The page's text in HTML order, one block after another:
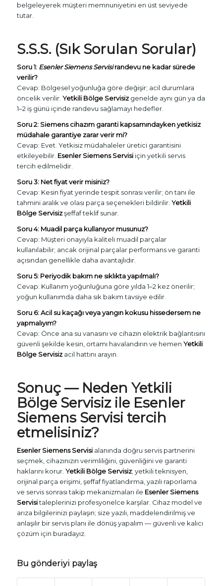
belgeleyerek müşteri memnuniyetini en üst seviyede
tutar.
S.S.S. (Sık Sorulan Sorular)
Soru 1: Esenler Siemens Servisirandevu ne kadar sürede
verilir?
Cevap: Bölgesel yoğunluğa göre değişir; acil durumlara
öncelik verilir. Yetkili Bölge Servisizgenelde aynı gün ya da
1–2 iş günü içinde randevu sağlamayı hedefler.
Soru 2: Siemens cihazım garanti kapsamındayken yetkisiz
müdahale garantiye zarar verir mi?
Cevap: Evet. Yetkisiz müdahaleler üretici garantisini
etkileyebilir. Esenler Siemens Servisiiçin yetkili servis
tercih edilmelidir.
Soru 3: Net fiyat verir misiniz?
Cevap: Kesin fiyat yerinde tespit sonrası verilir; ön tanı ile
tahmini aralık ve olası parça seçenekleri bildirilir. Yetkili
Bölge Servisizşeffaf teklif sunar.
Soru 4: Muadil parça kullanıyor musunuz?
Cevap: Müşteri onayıyla kaliteli muadil parçalar
kullanılabilir; ancak orijinal parçalar performans ve garanti
açısından genellikle daha avantajlıdır.
Soru 5: Periyodik bakım ne sıklıkta yapılmalı?
Cevap: Kullanım yoğunluğuna göre yılda 1–2 kez önerilir;
yoğun kullanımda daha sık bakım tavsiye edilir.
Soru 6: Acil su kaçağı veya yangın kokusu hissedersem ne
yapmalıyım?
Cevap: Önce ana su vanasını ve cihazın elektrik bağlantısını
güvenli şekilde kesin, ortamı havalandırın ve hemen Yetkili
Bölge Servisizacil hattını arayın.
Sonuç — Neden Yetkili
Bölge Servisizile Esenler
Siemens Servisi tercih
etmelisiniz?
Esenler Siemens Servisialanında doğru servis partnerini
seçmek, cihazınızın verimliliğini, güvenliğini ve garanti
haklarını korur. Yetkili Bölge Servisiz; yetkili teknisyen,
orijinal parça erişimi, şeffaf fiyatlandırma, yazılı raporlama
ve servis sonrası takip mekanizmaları ile Esenler Siemens
Servisitaleplerinizi profesyonelce karşılar. Cihaz model ve
arıza bilgilerinizi paylaşın; size yazılı, maddelendirilmiş ve
anlaşılır bir servis planı ile dönüş yapalım — güvenli ve kalıcı
çözüm için buradayız.
Bu gönderiyi paylaş